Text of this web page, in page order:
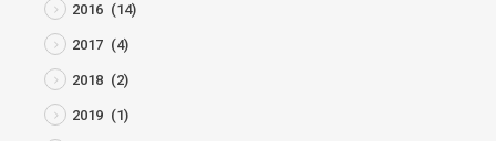
2016 (14)
2017 (4)
2018 (2)
2019 (1)